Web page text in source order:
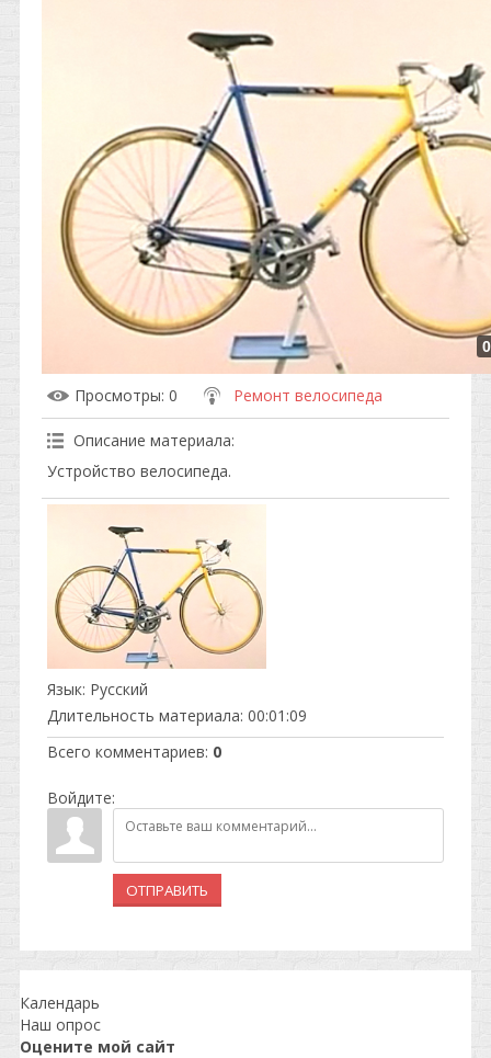
Просмотры: 0 Ремонт велосипеда
Описание материала:
Устройство велосипеда.
Язык: Русский
Длительность материала: 00:01:09
Всего комментариев: 0
Войдите:
ОТПРАВИТЬ
Календарь
Наш опрос
Оцените мой сайт